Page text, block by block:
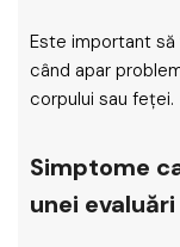
Este important
când apar
corpului sau feței.
Simptome
unei evaluări